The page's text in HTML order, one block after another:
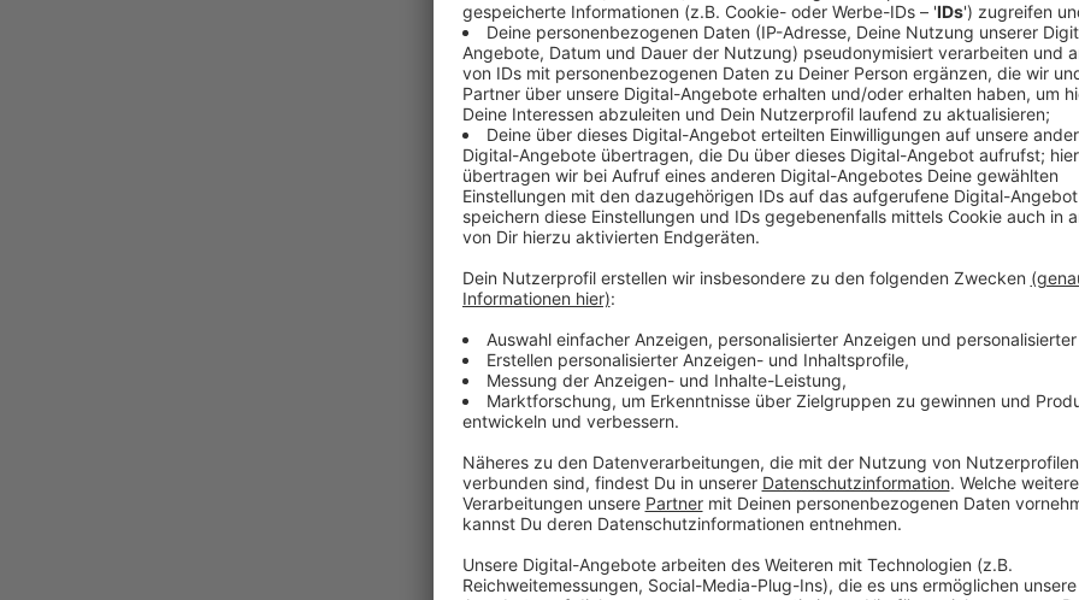
Auszug aus der neuen Folge seines
Anzeige
ATZE - Wat ne Woche - "In zwei Monaten ist
Anzeige
Atze Schröder - "Wat ne Woche" - Der
Anzeige
Was macht der Künstler eigentlich, wenn er nicht